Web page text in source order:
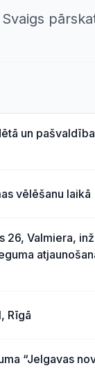
Svaigs
un
vēlēšanu laikā
26, Valmiera,
Rīgā
“Jelgavas